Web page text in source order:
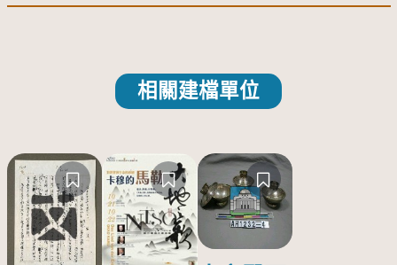
相關建檔單位